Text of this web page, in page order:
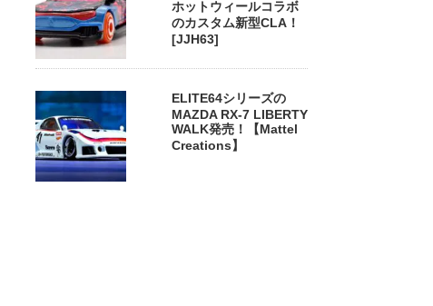
ホットウィールコラボ
のカスタム新型CLA！
[JJH63]
ELITE64シリーズの
MAZDA RX-7 LIBERTY
WALK発売！【Mattel
Creations】